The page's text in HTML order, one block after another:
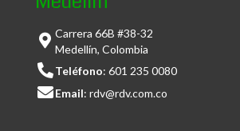
Carrera 66B #38-32
Medellín, Colombia
Teléfono: 601 235 0080
Email: rdv@rdv.com.co